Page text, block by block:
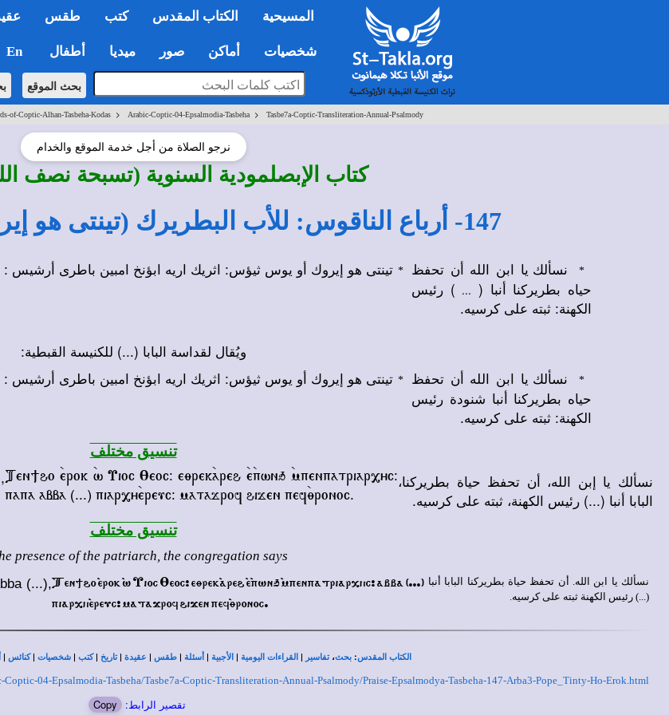
المسيحية الكتاب المقدس كتب طقس
شخصيات أماكن صور ميديا أطفال En
بحث الموقع
of-Coptic-Alhan-Tasbeha-Kodas > Arabic-Coptic-04-Epsalmodia-Tasbeha > Tasbe7a-Coptic-Transliteration-Annual-Psalmody
نرجو الصلاة من أجل خدمة الموقع والخدام
كتاب الإبصلمودية السنوية (تسبحة نصف
147- أرباع الناقوس: للأب البطريرك (تينتى هو إيروك / نسألك يا ابن الله)
* تينتى هو إيروك أو يوس ثيؤس: اثريك اريه ابؤنخ امبين باطرى أرشيس : *
نسألك يا ابن الله أن تحفظ
حياه بطريركنا أنبا ( ... ) رئيس
الكهنة: ثبته على كرسيه.
ويُقال لقداسة البابا (...) للكنيسة القبطية:
* تينتى هو إيروك أو يوس ثيؤس: اثريك اريه ابؤنخ امبين باطرى أرشيس : *
نسألك يا ابن الله أن تحفظ
حياه بطريركنا أنبا شنودة رئيس
الكهنة: ثبته على كرسيه.
تنسيق مختلف
نسألك يا إبن الله، أن تحفظ حياة بطريركنا،
البابا أنبا (...) رئيس الكهنة، ثبته على كرسيه.
Ten]ho `erok `w Uioc :eoc@ e;rek`areh `e`pwnq `mpenpatriar,yc@
papa abba (...) piar,y`ereuc@ matajrof hijen pef`;ronoc.
تنسيق مختلف
presence of the patriarch, the congregation says
(...),Ten;\o `erok `w Uioc Qeoc> eqrek`are\ `e`pwn' `mpenpatriarxhc> abba (...)
piarxh`ereuc> matajrof \ijen pef`qronoc.
نسألك يا ابن الله. أن تحفظ حياة بطريركنا البابا أنبا
(...) رئيس الكهنة ثبته على كرسيه.
الكتاب المقدس:بحث،تفاسير | القراءات اليومية | الأجبية | أسئلة |طقس | عقيدة |تاريخ |كتب |شخصيات |كنائس |
04-Epsalmodia-Tasbeha/Tasbe7a-Coptic-Transliteration-Annual-Psalmody/Praise-Epsalmodya-Tasbeha-147-Arba3-Pope_Tinty-Ho-Erok.html
تقصير الرابط: Copy